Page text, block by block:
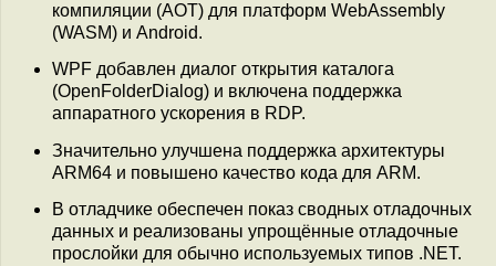
компиляции (AOT) для платформ WebAssembly
(WASM) и Android.
WPF добавлен диалог открытия каталога
(OpenFolderDialog) и включена поддержка
аппаратного ускорения в RDP.
Значительно улучшена поддержка архитектуры
ARM64 и повышено качество кода для ARM.
В отладчике обеспечен показ сводных отладочных
данных и реализованы упрощённые отладочные
прослойки для обычно используемых типов .NET.